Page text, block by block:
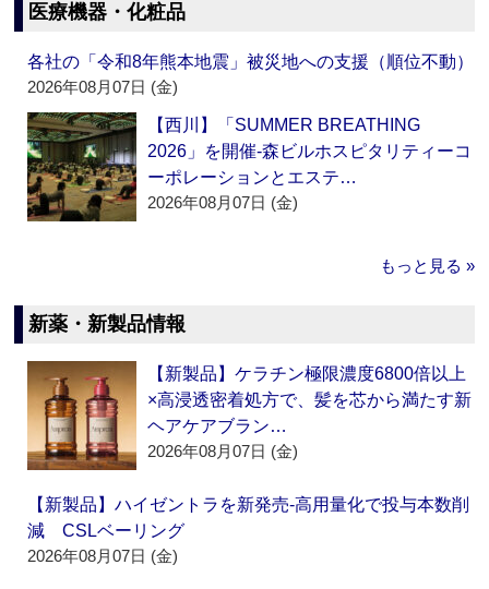
医療機器・化粧品
各社の「令和8年熊本地震」被災地への支援（順位不動）
2026年08月07日 (金)
【西川】「SUMMER BREATHING
2026」を開催‐森ビルホスピタリティーコ
ーポレーションとエステ…
2026年08月07日 (金)
もっと見る »
新薬・新製品情報
【新製品】ケラチン極限濃度6800倍以上
×高浸透密着処方で、髪を芯から満たす新
ヘアケアブラン…
2026年08月07日 (金)
【新製品】ハイゼントラを新発売‐高用量化で投与本数削
減 CSLベーリング
2026年08月07日 (金)